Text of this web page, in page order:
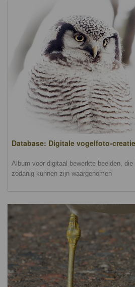
Database: Digitale vogelfoto-
Album voor digitaal bewerkte beelden,
zodanig kunnen zijn waargenomen